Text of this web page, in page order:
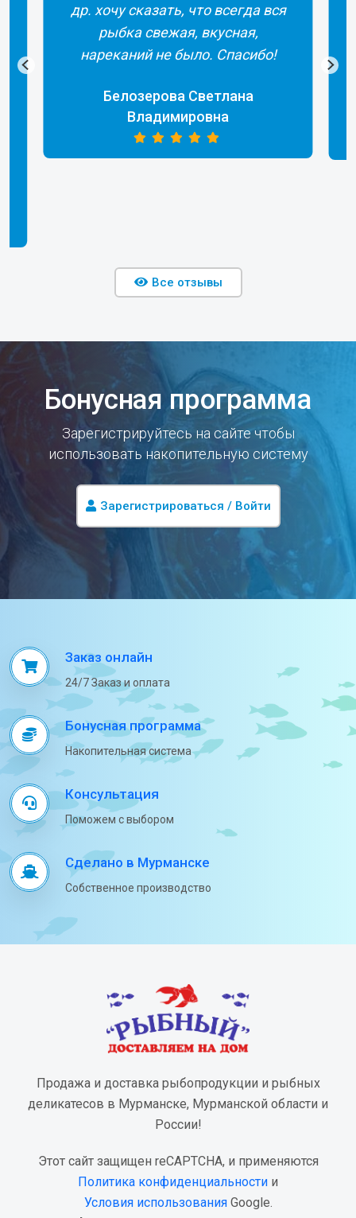
др. хочу сказать, что всегда вся
рыбка свежая, вкусная,
нареканий не было. Спасибо!
Белозерова Светлана
Владимировна
Все отзывы
Бонусная программа
Зарегистрируйтесь на сайте чтобы
использовать накопительную систему
Зарегистрироваться / Войти
Заказ онлайн
24/7 Заказ и оплата
Бонусная программа
Накопительная система
Консультация
Поможем с выбором
Сделано в Мурманске
Собственное производство
Продажа и доставка рыбопродукции и рыбных
деликатесов в Мурманске, Мурманской области и
России!
Этот сайт защищен reCAPTCHA, и применяются
Политика конфиденциальности и
Условия использованияGoogle.